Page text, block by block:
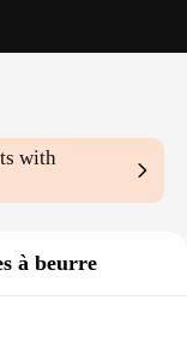
with
à beurre